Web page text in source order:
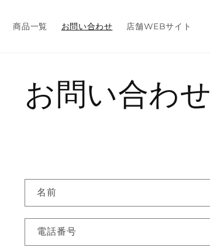
商品一覧 お問い合わせ 店舗WEBサイト
お問い合わせ
お
問
い
合
名前
電話番号